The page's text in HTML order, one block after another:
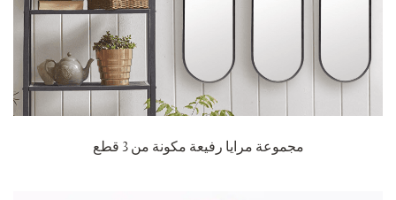
مجموعة مرايا رفيعة مكونة من 3 قطع